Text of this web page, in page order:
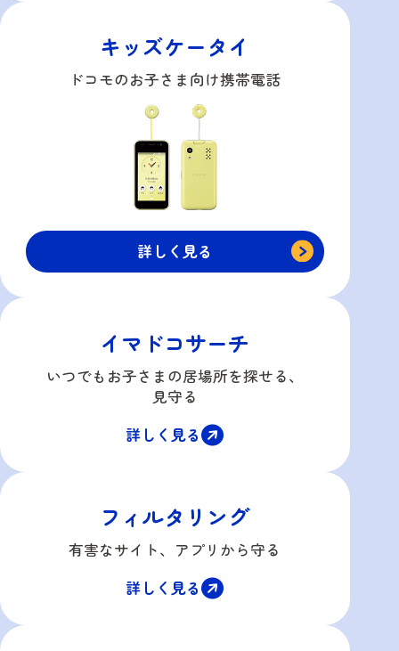
キッズケータイ
ドコモのお子さま向け携帯電話
詳しく見る
イマドコサーチ
いつでもお子さまの居場所を探せる、
見守る
詳しく見る
フィルタリング
有害なサイト、 アプリから守る
詳しく見る